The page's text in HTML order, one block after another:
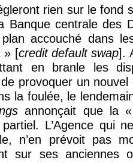
rien sur le fond
Banque centrale des
plan accouché dans
» [credit default swap].
en branle les
provoquer un
la foulée, le
annonçait que la
L’Agence qui
n’en prévoit pas
sur ses anciennes